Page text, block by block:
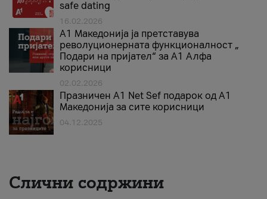
safe dating
16.02.2026
А1 Македонија ја претставува
револуционерната функционалност „
Подари на пријател“ за А1 Алфа
корисници
02.02.2026
Празничен A1 Net Sеf подарок од А1
Македонија за сите корисници
04.12.2025
Слични содржини